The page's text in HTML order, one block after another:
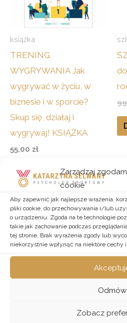
Zarządzaj
cookie
Aby zapewnić jak najlepsze wrażenia,
pliki cookie, do przechowywania i/lub
o urządzeniu. Zgoda na te technologie
takie jak zachowanie podczas
tej stronie. Brak wyrażenia zgody lub
niekorzystnie wpłynąć na niektóre cechy
Odmów
Zobacz
książka
TRENING
WYGRYWANIA Jak
wygrywać w życiu, w
biznesie i w sporcie?
Skup się, działaj i
wygrywaj! KSIĄŻKA
55,00 zł
Dodaj do koszyka